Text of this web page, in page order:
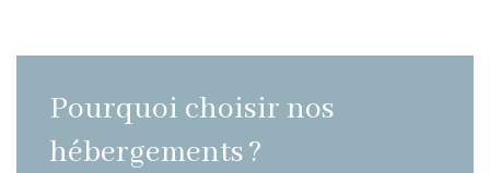
Pourquoi choisir nos
hébergements ?